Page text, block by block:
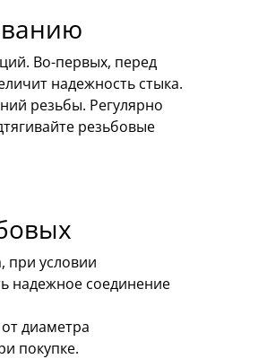
Во-первых, перед
надежность стыка.
резьбы. Регулярно
резьбовые
при условии
надежное соединение
диаметра
покупке.